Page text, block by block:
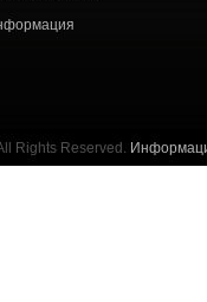
Rights Reserved.